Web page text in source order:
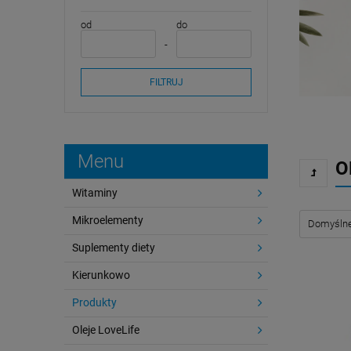
od do
FILTRUJ
Menu
Witaminy
Mikroelementy
Suplementy diety
Kierunkowo
Produkty
Oleje LoveLife